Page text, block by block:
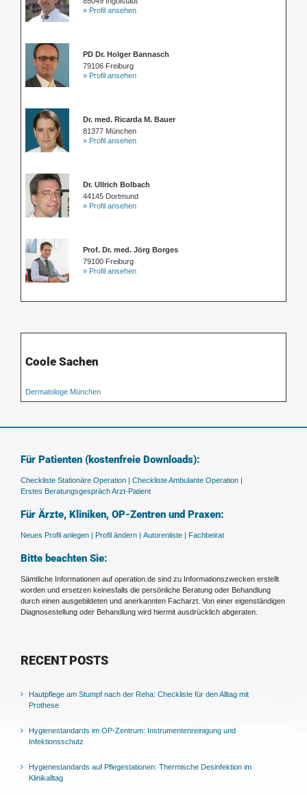
» Profil ansehen
PD Dr. Holger Bannasch
79106 Freiburg
» Profil ansehen
Dr. med. Ricarda M. Bauer
81377 München
» Profil ansehen
Dr. Ullrich Bolbach
44145 Dortmund
» Profil ansehen
Prof. Dr. med. Jörg Borges
79100 Freiburg
» Profil ansehen
Coole Sachen
Dermatologe München
Für Patienten (kostenfreie Downloads):
Checkliste Stationäre Operation | Checkliste Ambulante Operation |
Erstes Beratungsgespräch Arzt-Patient
Für Ärzte, Kliniken, OP-Zentren und Praxen:
Neues Profil anlegen | Profil ändern | Autorenliste | Fachbeirat
Bitte beachten Sie:
Sämtliche Informationen auf operation.de sind zu Informationszwecken erstellt
worden und ersetzen keinesfalls die persönliche Beratung oder Behandlung
durch einen ausgebildeten und anerkannten Facharzt. Von einer eigenständigen
Diagnosestellung oder Behandlung wird hiermit ausdrücklich abgeraten.
RECENT POSTS
Hautpflege am Stumpf nach der Reha: Checkliste für den Alltag mit
Prothese
Hygienestandards im OP-Zentrum: Instrumentenreinigung und
Infektionsschutz
Hygienestandards auf Pflegestationen: Thermische Desinfektion im
Klinikalltag